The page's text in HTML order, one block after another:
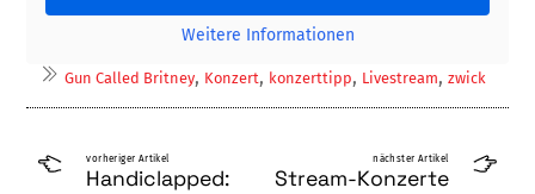
Weitere Informationen
Gun Called Britney, Konzert, konzerttipp, Livestream,zwick
vorheriger Artikel
Handiclapped:
nächster Artikel
Stream-Konzerte